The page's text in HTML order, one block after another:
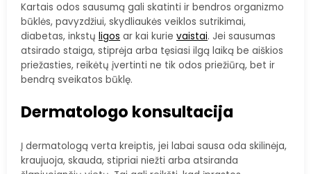
Kartais odos sausumą gali skatinti ir bendros organizmo
būklės, pavyzdžiui, skydliaukės veiklos sutrikimai,
diabetas, inkstų ligos ar kai kurie vaistai. Jei sausumas
atsirado staiga, stiprėja arba tęsiasi ilgą laiką be aiškios
priežasties, reikėtų įvertinti ne tik odos priežiūrą, bet ir
bendrą sveikatos būklę.
Dermatologo konsultacija
Į dermatologą verta kreiptis, jei labai sausa oda skilinėja,
kraujuoja, skauda, stipriai niežti arba atsiranda